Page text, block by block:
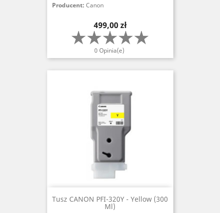
Producent: Canon
Cena
499,00 zł
0 Opinia(e)
Tusz CANON PFI-320Y - Yellow (300
Ml)